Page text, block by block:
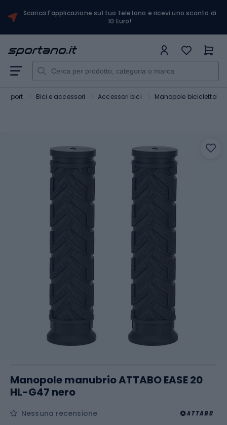
Scarica l'applicazione sul tuo telefono e ricevi uno sconto di
10 Euro!
Sport Bici e accessori Accessori bici Manopole bicicletta
Manopole manubrio ATTABO EASE 20
HL-G47 nero
Nessuna recensione